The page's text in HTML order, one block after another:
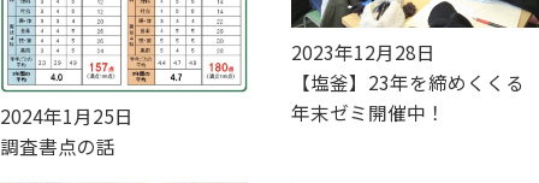
2024年1月25日
調査書点の話
2023年12月28日
【塩釜】23年を締めくくる
年末ゼミ開催中！